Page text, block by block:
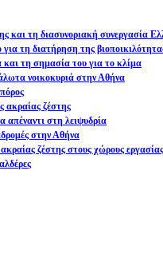
και τη διασυνοριακή συνεργασία
τη διατήρηση της
τη σημασία του για το κλίμα
νοικοκυριά στην Αθήνα
ακραίας ζέστης
απέναντι στη λειψυδρία
στην Αθήνα
ζέστης στους χώρους εργασίας